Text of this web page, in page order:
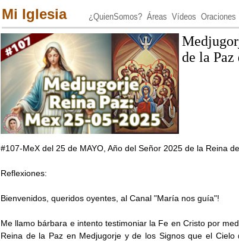
Mi Iglesia ¿QuienSomos? Áreas Vídeos Oraciones
de la
#107-MeX del 25 de MAYO, Año del Señor 2025 de la Reina
Reflexiones:
Bienvenidos, queridos oyentes, al Canal "María nos guía"!
Me llamo bárbara e intento testimoniar la Fe en Cristo por
Reina de la Paz en Medjugorje y de los Signos que el Cielo